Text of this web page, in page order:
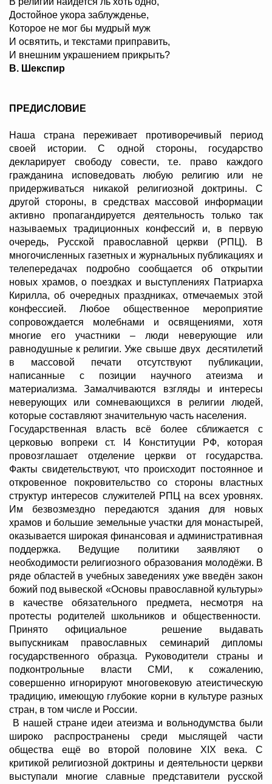
Достойное укора заблужденье,
Которое не мог бы мудрый муж
И освятить, и текстами приправить,
И внешним украшением прикрыть?
В. Шекспир
ПРЕДИСЛОВИЕ
Наша страна переживает противоречивый период
своей истории. С одной стороны, государство
декларирует свободу совести, т.е. право каждого
гражданина исповедовать любую религию или не
придерживаться никакой религиозной доктрины. С
другой стороны, в средствах массовой информации
активно пропагандируется деятельность только так
называемых традиционных конфессий и, в первую
очередь, Русской православной церкви (РПЦ). В
многочисленных газетных и журнальных публикациях и
телепередачах подробно сообщается об открытии
новых храмов, о поездках и выступлениях Патриарха
Кирилла, об очередных праздниках, отмечаемых этой
конфессией. Любое общественное мероприятие
сопровождается молебнами и освящениями, хотя
многие его участники – люди неверующие или
равнодушные к религии. Уже свыше двух десятилетий
в массовой печати отсутствуют публикации,
написанные с позиции научного атеизма и
материализма. Замалчиваются взгляды и интересы
неверующих или сомневающихся в религии людей,
которые составляют значительную часть населения.
Государственная власть всё более сближается с
церковью вопреки ст. I4 Конституции РФ, которая
провозглашает отделение церкви от государства.
Факты свидетельствуют, что происходит постоянное и
откровенное покровительство со стороны властных
структур интересов служителей РПЦ на всех уровнях.
Им безвозмездно передаются здания для новых
храмов и большие земельные участки для монастырей,
оказывается широкая финансовая и административная
поддержка. Ведущие политики заявляют о
необходимости религиозного образования молодёжи. В
ряде областей в учебных заведениях уже введён закон
божий под вывеской «Основы православной культуры»
в качестве обязательного предмета, несмотря на
протесты родителей школьников и общественности.
Принято официальное решение выдавать
выпускникам православных семинарий дипломы
государственного образца. Руководители страны и
подконтрольные власти СМИ, к сожалению,
совершенно игнорируют многовековую атеистическую
традицию, имеющую глубокие корни в культуре разных
стран, в том числе и России.
В нашей стране идеи атеизма и вольнодумства были
широко распространены среди мыслящей части
общества ещё во второй половине XIX века. С
критикой религиозной доктрины и деятельности церкви
выступали многие славные представители русской